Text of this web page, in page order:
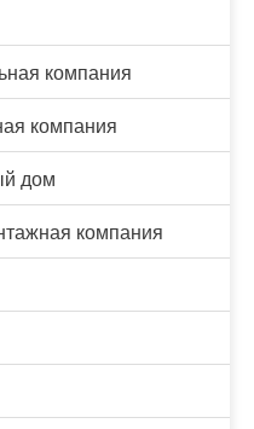
компания
компания
дом
компания